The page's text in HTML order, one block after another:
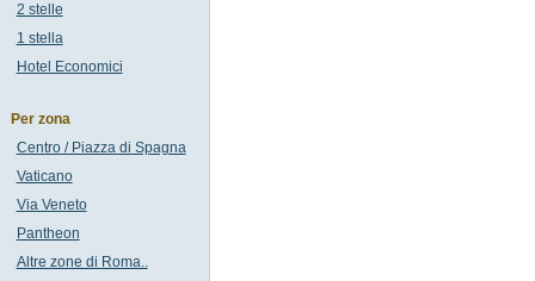
2 stelle
1 stella
Hotel Economici
Per zona
Centro / Piazza di Spagna
Vaticano
Via Veneto
Pantheon
Altre zone di Roma..